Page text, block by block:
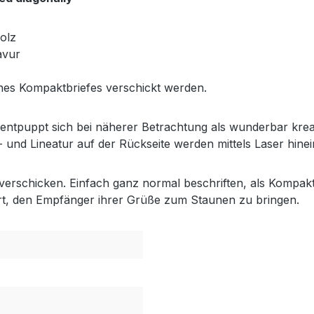
Kompaktbriefes verschickt werden.
sich bei näherer Betrachtung als wunderbar
Lineatur auf der Rückseite werden mittels Laser
Einfach ganz normal beschriften, als
den Empfänger ihrer Grüße zum Staunen zu bringen.